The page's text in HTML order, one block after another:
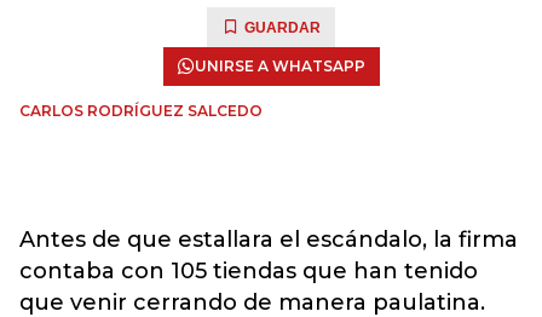
GUARDAR
UNIRSE A WHATSAPP
CARLOS RODRÍGUEZ SALCEDO
Antes de que estallara el escándalo, la firma
contaba con 105 tiendas que han tenido
que venir cerrando de manera paulatina.